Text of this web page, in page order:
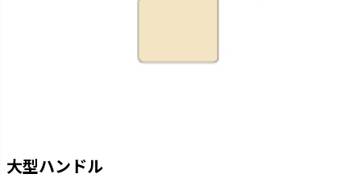
大型ハンドル